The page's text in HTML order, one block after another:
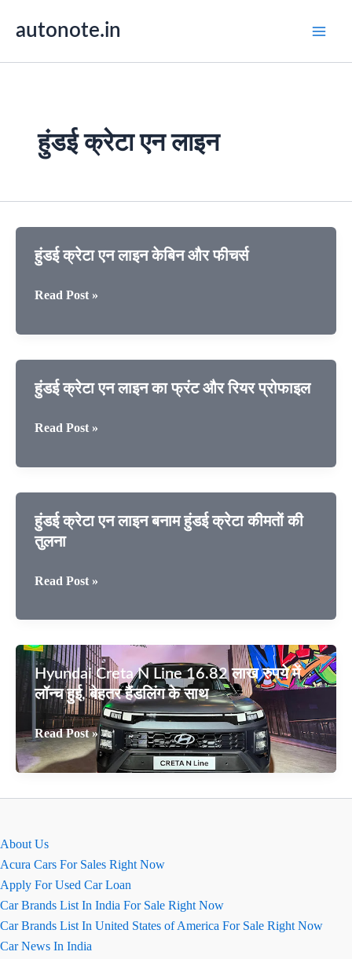
autonote.in
हुंडई क्रेटा एन लाइन
हुंडई क्रेटा एन लाइन केबिन और फीचर्स
हुंडई
एन
केबिन
और
Read Post »
हुंडई क्रेटा एन लाइन का फ्रंट और रियर प्रोफाइल
हुंडई
एन
फ्रंट
और
Read Post »
⁠हुंडई क्रेटा एन लाइन बनाम हुंडई क्रेटा कीमतों की
तुलना
⁠हुंडई
एन
बनाम
हुंडई
क्रेटा
कीमतों
की
तुलना
Read Post »
Hyundai Creta N Line 16.82 लाख रुपये में
लॉन्च हुई, बेहतर हैंडलिंग के साथ
Hyundai
Creta
N
Read Post »
About Us
Acura Cars For Sales Right Now
Apply For Used Car Loan
Car Brands List In India For Sale Right Now
Car Brands List In United States of America For Sale Right Now
Car News In India